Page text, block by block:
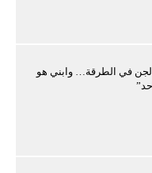
في الطرقة… وابني هو